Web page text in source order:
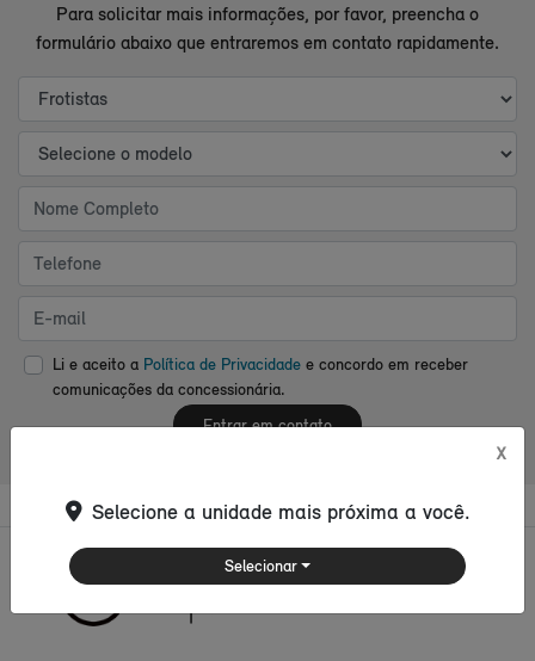
Para solicitar mais informações, por favor, preencha o
formulário abaixo que entraremos em contato rapidamente.
Li e aceito a Política de Privacidadee concordo em receber
comunicações da concessionária.
Entrar em contato
X
Selecione a unidade mais próxima a você.
Selecionar